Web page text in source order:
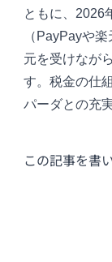
ともに、2026
（PayPayや
元を受けなが
す。税金の仕
パーダとの充
この記事を書